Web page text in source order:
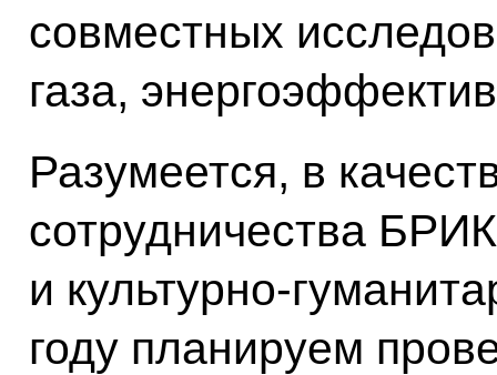
совместных
газа,
Разумеется, в
сотрудничества
и
году планируем